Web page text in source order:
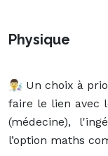
Physique
👨‍🔬 Un choix à
faire le lien avec
(médecine),
l’option maths